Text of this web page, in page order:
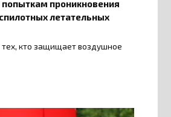
попыткам проникновения
летательных
тех, кто защищает воздушное